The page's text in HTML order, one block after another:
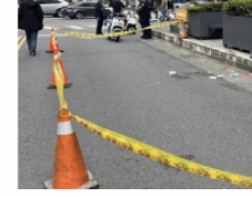
隨後警方迅速趕抵現場處理
緒激動在馬路上，警方擔心
她再度阻礙通行，危害交通
帶返住處安撫，才順利解除